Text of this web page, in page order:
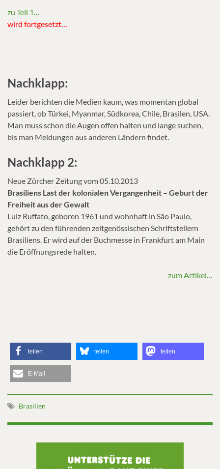
zu Teil 1…
wird fortgesetzt…
Nachklapp:
Leider berichten die Medien kaum, was momentan global
passiert, ob Türkei, Myanmar, Südkorea, Chile, Brasilen, USA.
Man muss schon die Augen offen halten und lange suchen,
bis man Meldungen aus anderen Ländern findet.
Nachklapp 2:
Neue Zürcher Zeitung vom 05.10.2013
Brasiliens Last der kolonialen Vergangenheit – Geburt der
Freiheit aus der Gewalt
Luiz Ruffato, geboren 1961 und wohnhaft in São Paulo,
gehört zu den führenden zeitgenössischen Schriftstellern
Brasiliens. Er wird auf der Buchmesse in Frankfurt am Main
die Eröffnungsrede halten.
zum Artikel…
teilen teilen teilen
E-Mail
Brasilien